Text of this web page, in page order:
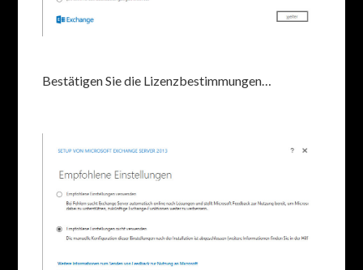
Bestätigen Sie die Lizenzbestimmungen…